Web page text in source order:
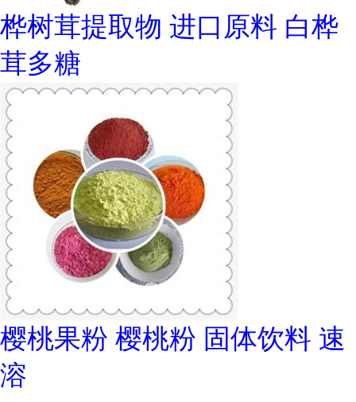
桦树茸提取物 进口原料 白桦
茸多糖
樱桃果粉 樱桃粉 固体饮料 速
溶